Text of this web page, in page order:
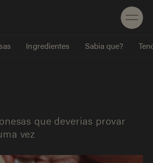
Ingredientes Sabia que?
que deverias provar
vez